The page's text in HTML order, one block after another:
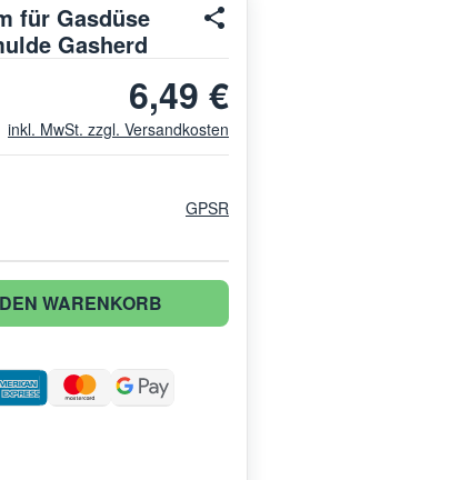
für Gasdüse
Gasherd
6,49 €
inkl. MwSt. zzgl. Versandkosten
GPSR
WARENKORB